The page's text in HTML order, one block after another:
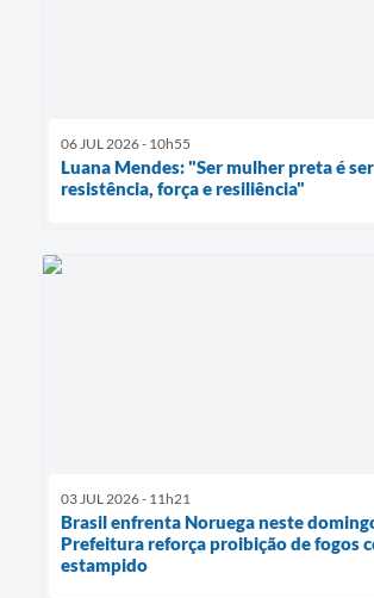
06 JUL 2026 - 10h55
Luana Mendes: "Ser mulher preta é ser
resistência, força e resiliência"
03 JUL 2026 - 11h21
Brasil enfrenta Noruega neste
Prefeitura reforça proibição de fogos
estampido